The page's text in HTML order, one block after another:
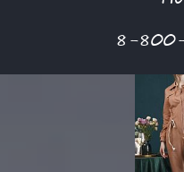
8-